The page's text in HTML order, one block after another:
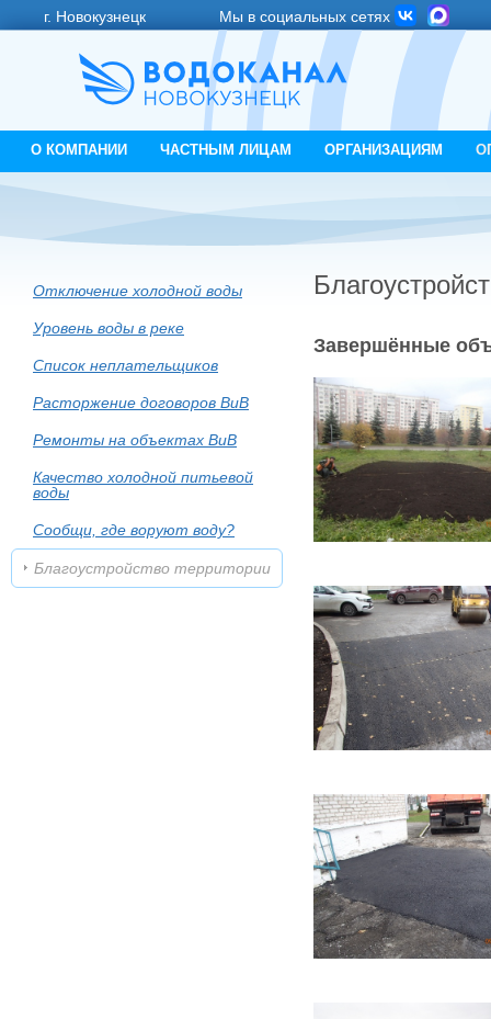
г. Новокузнецк Мы в социальных сетях
О КОМПАНИИ ЧАСТНЫМ ЛИЦАМ ОРГАНИЗАЦИЯМ
Отключение холодной воды
Уровень воды в реке
Список неплательщиков
Расторжение договоров ВиВ
Ремонты на объектах ВиВ
Качество холодной питьевой
воды
Сообщи, где воруют воду?
Благоустройство территории
Завершённые